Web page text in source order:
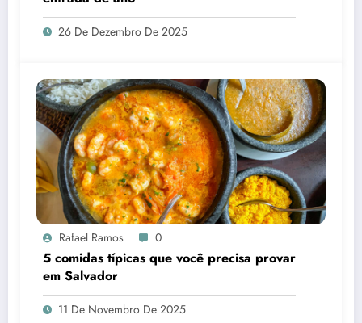
26 De Dezembro De 2025
Rafael Ramos 0
5 comidas típicas que você precisa provar
em Salvador
11 De Novembro De 2025